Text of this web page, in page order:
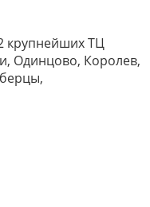
крупнейших ТЦ
Одинцово, Королев,